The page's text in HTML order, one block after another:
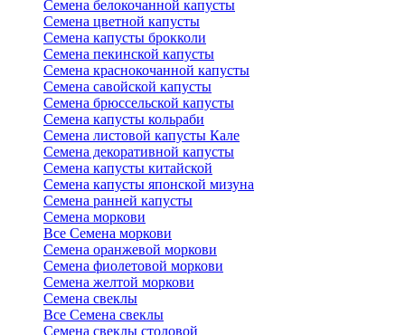
Семена белокочанной капусты
Семена цветной капусты
Семена капусты брокколи
Семена пекинской капусты
Семена краснокочанной капусты
Семена савойской капусты
Семена брюссельской капусты
Семена капусты кольраби
Семена листовой капусты Кале
Семена декоративной капусты
Семена капусты китайской
Семена капусты японской мизуна
Семена ранней капусты
Семена моркови
Все Семена моркови
Семена оранжевой моркови
Семена фиолетовой моркови
Семена желтой моркови
Семена свеклы
Все Семена свеклы
Семена свеклы столовой